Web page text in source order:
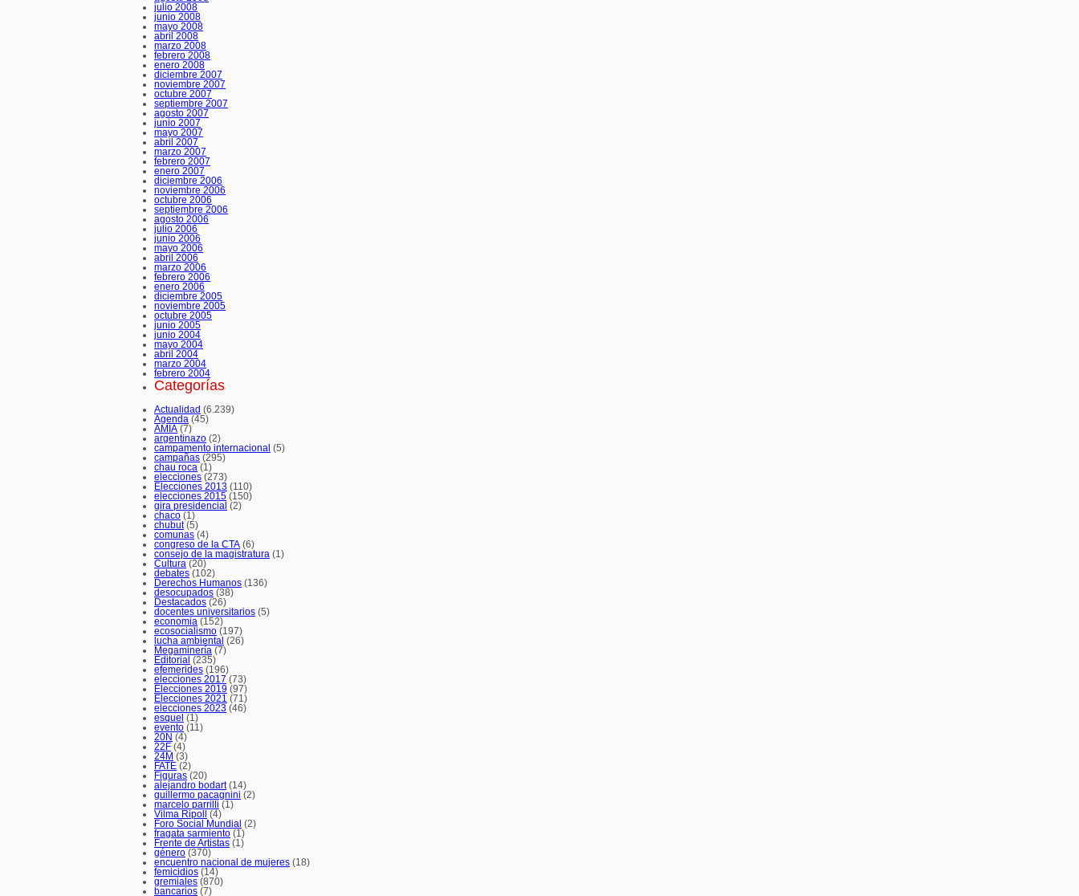
julio 2008
junio 2008
mayo 2008
abril 2008
marzo 2008
febrero 2008
enero 2008
diciembre 2007
noviembre 2007
octubre 2007
septiembre 2007
agosto 2007
junio 2007
mayo 2007
abril 2007
marzo 2007
febrero 2007
enero 2007
diciembre 2006
noviembre 2006
octubre 2006
septiembre 2006
agosto 2006
julio 2006
junio 2006
mayo 2006
abril 2006
marzo 2006
febrero 2006
enero 2006
diciembre 2005
noviembre 2005
octubre 2005
junio 2005
junio 2004
mayo 2004
abril 2004
marzo 2004
febrero 2004
Categorías
Actualidad (6.239)
Agenda (45)
AMIA (7)
argentinazo (2)
campamento internacional (5)
campañas (295)
chau roca (1)
elecciones (273)
Elecciones 2013 (110)
elecciones 2015 (150)
gira presidencial (2)
chaco (1)
chubut(5)
comunas (4)
congreso de la CTA (6)
consejo de la magistratura (1)
Cultura (20)
debates (102)
Derechos Humanos (136)
desocupados (38)
Destacados (26)
docentes universitarios (5)
economia (152)
ecosocialismo (197)
lucha ambiental (26)
Megaminería (7)
Editorial (235)
efemerides (196)
elecciones 2017 (73)
Elecciones 2019 (97)
Elecciones 2021 (71)
elecciones 2023 (46)
esquel (1)
evento (11)
20N (4)
22F (4)
24M (3)
FATE (2)
Figuras (20)
alejandro bodart(14)
guillermo pacagnini (2)
marcelo parrilli (1)
Vilma Ripoll
(4)
Foro Social Mundial (2)
fragata sarmiento (1)
Frente de Artistas (1)
género (370)
encuentro nacional de mujeres (18)
femicidios (14)
gremiales (870)
bancarios (7)